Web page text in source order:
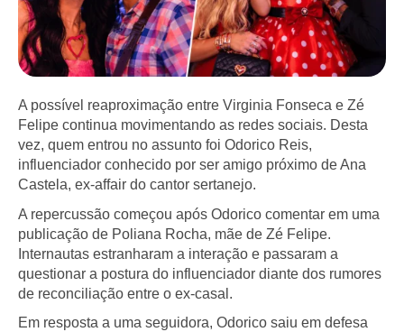
A possível reaproximação entre Virginia Fonseca e Zé
Felipe continua movimentando as redes sociais. Desta
vez, quem entrou no assunto foi Odorico Reis,
influenciador conhecido por ser amigo próximo de Ana
Castela, ex-affair do cantor sertanejo.
A repercussão começou após Odorico comentar em uma
publicação de Poliana Rocha, mãe de Zé Felipe.
Internautas estranharam a interação e passaram a
questionar a postura do influenciador diante dos rumores
de reconciliação entre o ex-casal.
Em resposta a uma seguidora, Odorico saiu em defesa